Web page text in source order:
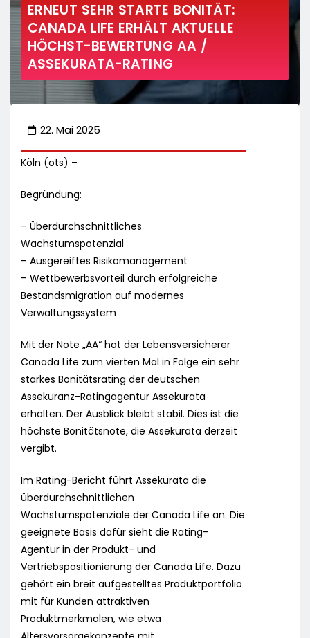
ERNEUT SEHR STARTE BONITÄT:
CANADA LIFE ERHÄLT AKTUELLE
HÖCHST-BEWERTUNG AA /
ASSEKURATA-RATING
22. Mai 2025
Köln (ots) –
Begründung:
– Überdurchschnittliches
Wachstumspotenzial
– Ausgereiftes Risikomanagement
– Wettbewerbsvorteil durch erfolgreiche
Bestandsmigration auf modernes
Verwaltungssystem
Mit der Note „AA“ hat der Lebensversicherer
Canada Life zum vierten Mal in Folge ein sehr
starkes Bonitätsrating der deutschen
Assekuranz-Ratingagentur Assekurata
erhalten. Der Ausblick bleibt stabil. Dies ist die
höchste Bonitätsnote, die Assekurata derzeit
vergibt.
Im Rating-Bericht führt Assekurata die
überdurchschnittlichen
Wachstumspotenziale der Canada Life an. Die
geeignete Basis dafür sieht die Rating-
Agentur in der Produkt- und
Vertriebspositionierung der Canada Life. Dazu
gehört ein breit aufgestelltes Produktportfolio
mit für Kunden attraktiven
Produktmerkmalen, wie etwa